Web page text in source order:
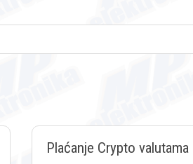
Plaćanje Crypto valutama